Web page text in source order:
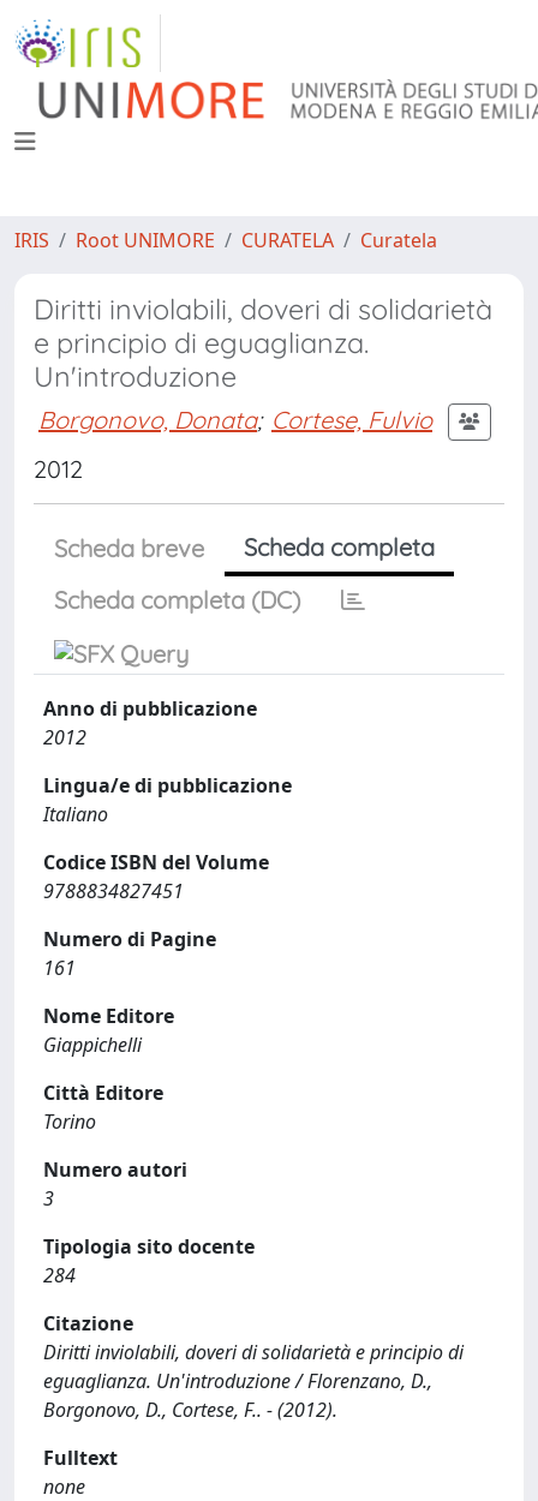
IRIS Root UNIMORE CURATELA Curatela
Diritti inviolabili, doveri di solidarietà
e principio di eguaglianza.
Un'introduzione
Borgonovo, Donata; Cortese, Fulvio
2012
Scheda breve
Scheda completa
Scheda completa (DC)
Anno di pubblicazione
2012
Lingua/e di pubblicazione
Italiano
Codice ISBN del Volume
9788834827451
Numero di Pagine
161
Nome Editore
Giappichelli
Città Editore
Torino
Numero autori
3
Tipologia sito docente
284
Citazione
Diritti inviolabili, doveri di solidarietà e principio di
eguaglianza. Un'introduzione / Florenzano, D.,
Borgonovo, D., Cortese, F.. - (2012).
Fulltext
none